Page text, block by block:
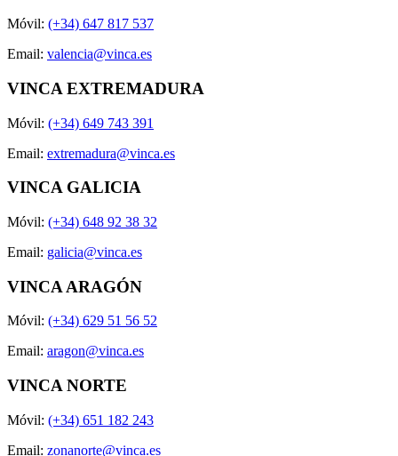
Móvil: (+34) 647 817 537
Email: valencia@vinca.es
VINCA EXTREMADURA
Móvil: (+34) 649 743 391
Email: extremadura@vinca.es
VINCA GALICIA
Móvil: (+34) 648 92 38 32
Email: galicia@vinca.es
VINCA ARAGÓN
Móvil: (+34) 629 51 56 52
Email: aragon@vinca.es
VINCA NORTE
Móvil: (+34) 651 182 243
Email: zonanorte@vinca.es